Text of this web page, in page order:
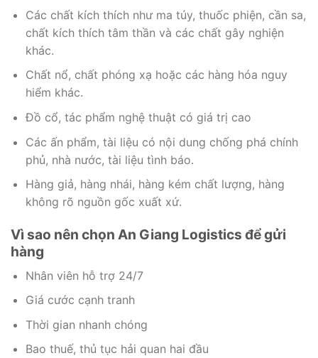
Các chất kích thích như ma túy, thuốc phiện, cần sa,
chất kích thích tâm thần và các chất gây nghiện
khác.
Chất nổ, chất phóng xạ hoặc các hàng hóa nguy
hiểm khác.
Đồ cổ, tác phẩm nghệ thuật có giá trị cao
Các ấn phẩm, tài liệu có nội dung chống phá chính
phủ, nhà nước, tài liệu tình báo.
Hàng giả, hàng nhái, hàng kém chất lượng, hàng
không rõ nguồn gốc xuất xứ.
Vì sao nên chọn An Giang Logistics để gửi
hàng
Nhân viên hỗ trợ 24/7
Giá cước cạnh tranh
Thời gian nhanh chóng
Bao thuế, thủ tục hải quan hai đầu